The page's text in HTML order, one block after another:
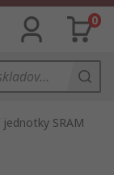
0
jednotky SRAM